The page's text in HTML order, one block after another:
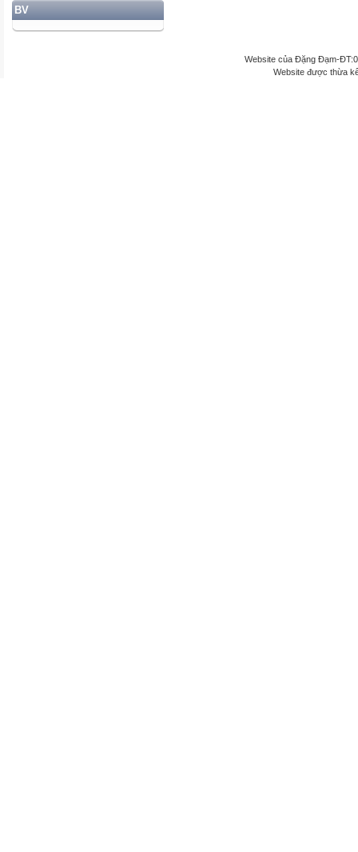
BV
Website của Đặng Đạm-
Website được thừa